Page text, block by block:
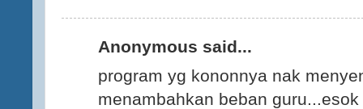
Anonymous said...
program yg kononnya nak
menambahkan beban